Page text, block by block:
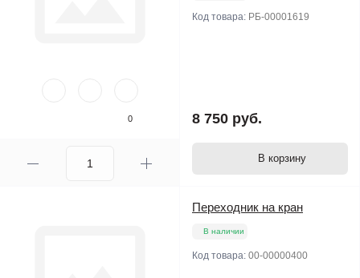
0
Код товара: РБ-00001619
8 750 руб.
В корзину
Переходник на кран
В наличии
Код товара: 00-00000400